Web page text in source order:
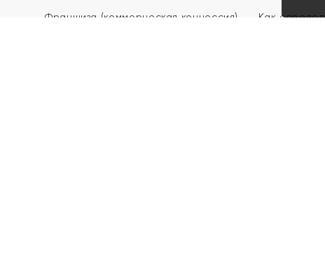
Франшиза (коммерческая концессия)
Как